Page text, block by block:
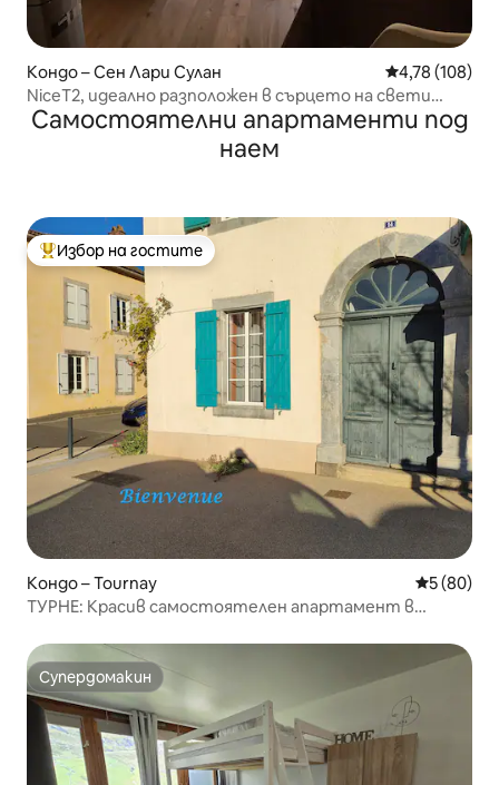
Кондо – Сен Лари Сулан Средна
4,78 (108)
NiceT2, идеално разположен в сърцето на свети
Лари
Самостоятелни апартаменти под
наем
Най-популярен избор на гостите
Избор на гостите
Кондо – Tournay Средна
5 (80)
ТУРНЕ: Красив самостоятелен апартамент в
Супердомакин
Супердомакин